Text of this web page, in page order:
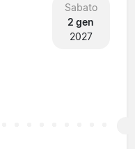
Sabato
2 gen
2027